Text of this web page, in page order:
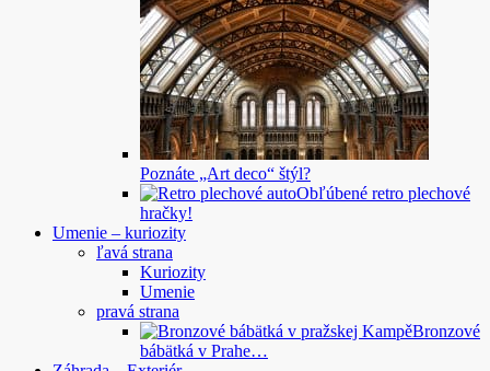
Poznáte „Art deco“ štýl?
Obľúbené retro plechové
hračky!
Umenie – kuriozity
ľavá strana
Kuriozity
Umenie
pravá strana
Bronzové
bábätká v Prahe…